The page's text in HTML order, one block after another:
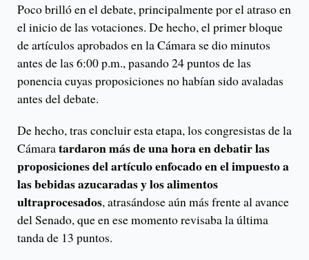
Poco brilló en el debate, principalmente por el atraso en
el inicio de las votaciones. De hecho, el primer bloque
de artículos aprobados en la Cámara se dio minutos
antes de las 6:00 p.m., pasando 24 puntos de las
ponencia cuyas proposiciones no habían sido avaladas
antes del debate.
De hecho, tras concluir esta etapa, los congresistas de la
Cámaratardaron más de una hora en debatir las
proposiciones del artículo enfocado en el impuesto a
las bebidas azucaradas y los alimentos
ultraprocesados, atrasándose aún más frente al avance
del Senado, que en ese momento revisaba la última
tanda de 13 puntos.